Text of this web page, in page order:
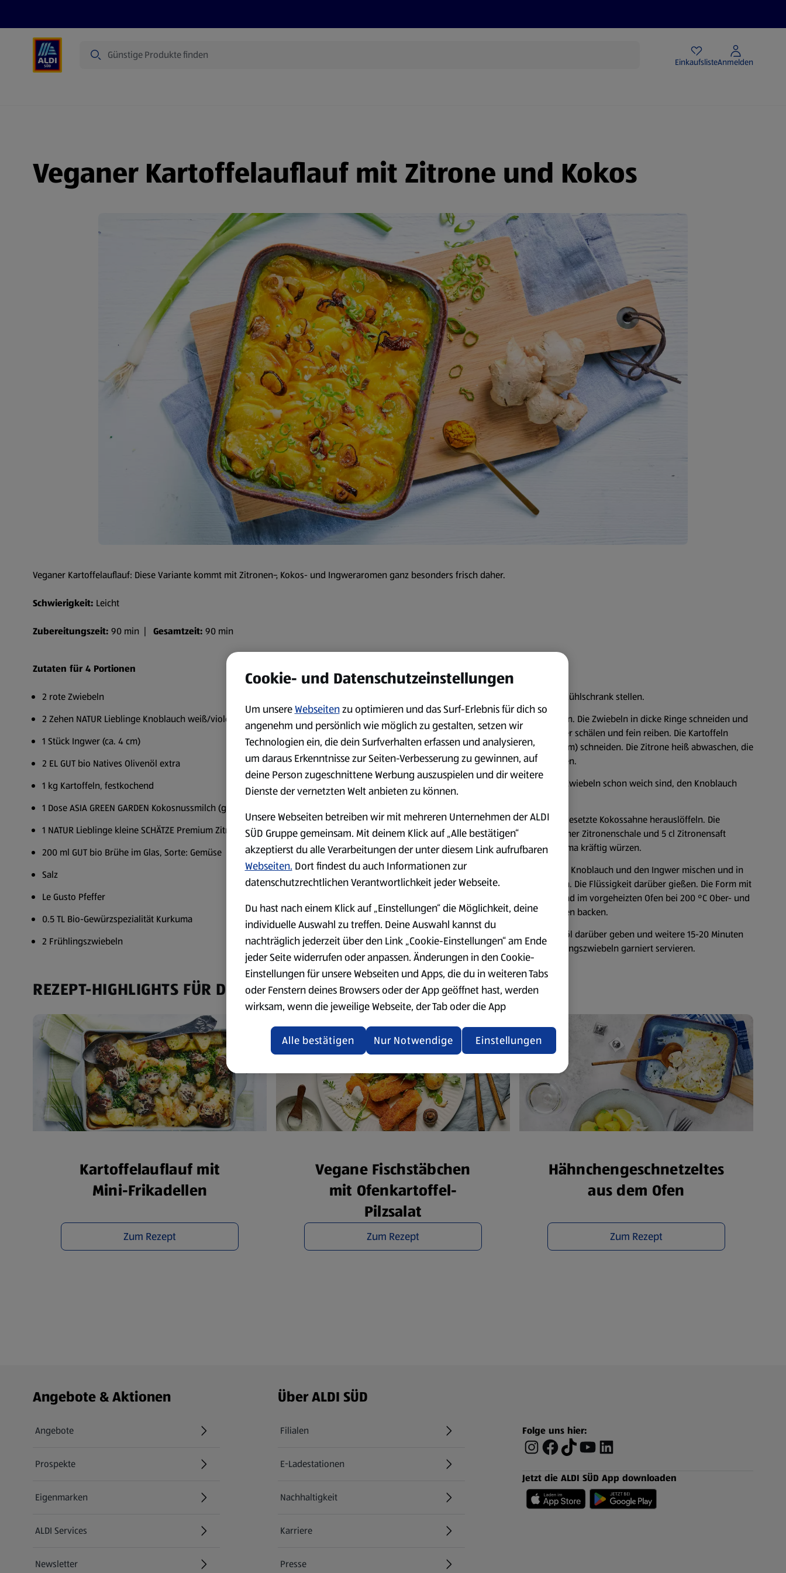
EinkaufslisteAnmelden
Veganer Kartoffelauflauf mit Zitrone und Kokos
Veganer Kartoffelauflauf: Diese Variante kommt mit Zitronen-, Kokos- und Ingweraromen ganz besonders frisch daher.
Schwierigkeit: Leicht
Zubereitungszeit: 90 min | Gesamtzeit: 90 min
Zutaten für 4 Portionen
2 rote Zwiebeln
2 Zehen NATUR Lieblinge Knoblauch weiß/violett
1 Stück Ingwer (ca. 4 cm)
2 EL GUT bio Natives Olivenöl extra
1 kg Kartoffeln, festkochend
1 Dose ASIA GREEN GARDEN Kokosnussmilch (gekühlt)
1 NATUR Lieblinge kleine SCHÄTZE Premium Zitrone
200 ml GUT bio Brühe im Glas, Sorte: Gemüse
Salz
Le Gusto Pfeffer
0.5 TL Bio-Gewürzspezialität Kurkuma
2 Frühlingszwiebeln
Zubereitung
Die Kokosmilchdose über Nacht in den Kühlschrank stellen.
Die Zwiebeln und den Knoblauch schälen. Die Zwiebeln in dicke Ringe schneiden und
den Knoblauch grob hacken. Den Ingwer schälen und fein reiben. Die Kartoffeln
schälen und in dünne Scheiben (ca. 3 mm) schneiden. Die Zitrone heiß abwaschen, die
Schale abreiben und den Saft auspressen.
Die Zwiebeln im Öl anbraten. Wenn die Zwiebeln schon weich sind, den Knoblauch
hinzufügen und kurz mitbraten.
Die Dose Kokosmilch öffnen und die abgesetzte Kokossahne herauslöffeln. Die
Kokossahne mit der Brühe, 1 TL geriebener Zitronenschale und 5 cl Zitronensaft
vermischen. Mit Salz, Pfeffer und Kurkuma kräftig würzen.
Die Kartoffelscheiben, die Zwiebeln, den Knoblauch und den Ingwer mischen und in
eine Auflaufform (gerne rund) schichten. Die Flüssigkeit darüber gießen. Die Form mit
einem Deckel oder Alufolie abdecken und im vorgeheizten Ofen bei 200 °C Ober- und
Unterhitze (180 °C Umluft) ca. 40 Minuten backen.
Die Abdeckung entfernen, etwas Olivenöl darüber geben und weitere 15-20 Minuten
goldbraun backen. Mit gehackten Frühlingszwiebeln garniert servieren.
REZEPT-HIGHLIGHTS FÜR DICH
Kartoffelauflauf mit
Mini-Frikadellen
Zum Rezept
Vegane Fischstäbchen
mit Ofenkartoffel-
Pilzsalat
Zum Rezept
Hähnchengeschnetzeltes
aus dem Ofen
Zum Rezept
Fußzeilenmenü - weitere Links
Angebote & Aktionen
Angebote
Prospekte
Eigenmarken
ALDI Services
Newsletter
Über ALDI SÜD
Filialen
E-Ladestationen
Nachhaltigkeit
Karriere
Presse
Folge uns hier:
Jetzt die ALDI SÜD App downloaden
Cookie- und Datenschutzeinstellungen
Um unsereWebseitenzu optimieren und das Surf-Erlebnis für dich so
angenehm und persönlich wie möglich zu gestalten, setzen wir
Technologien ein, die dein Surfverhalten erfassen und analysieren,
um daraus Erkenntnisse zur Seiten-Verbesserung zu gewinnen, auf
deine Person zugeschnittene Werbung auszuspielen und dir weitere
Dienste der vernetzten Welt anbieten zu können.
Unsere Webseiten betreiben wir mit mehreren Unternehmen der ALDI
SÜD Gruppe gemeinsam. Mit deinem Klick auf „Alle bestätigen“
akzeptierst du alle Verarbeitungen der unter diesem Link aufrufbaren
Webseiten. Dort findest du auch Informationen zur
datenschutzrechtlichen Verantwortlichkeit jeder Webseite.
Du hast nach einem Klick auf „Einstellungen“ die Möglichkeit, deine
individuelle Auswahl zu treffen. Deine Auswahl kannst du
nachträglich jederzeit über den Link „Cookie-Einstellungen“ am Ende
jeder Seite widerrufen oder anpassen. Änderungen in den Cookie-
Einstellungen für unsere Webseiten und Apps, die du in weiteren Tabs
oder Fenstern deines Browsers oder der App geöffnet hast, werden
wirksam, wenn die jeweilige Webseite, der Tab oder die App
aktualisiert oder geschlossen und anschließend wieder geöffnet
Datenschutzerklärung zur Verfügung.
Übersicht der Webseitenbetreiber und Datenschutzerklärungen
Einstellungen
Nur Notwendige
Alle bestätigen